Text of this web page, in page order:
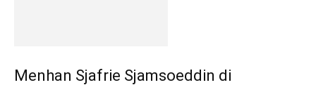
Menhan Sjafrie Sjamsoeddin di